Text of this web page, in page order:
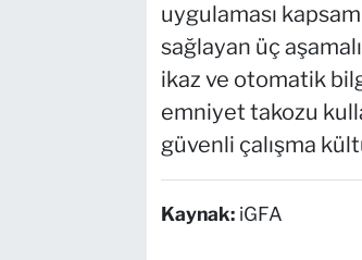
uygulaması
sağlayan üç
ikaz ve otomatik
emniyet takozu
güvenli çalışma
Kaynak: iGFA